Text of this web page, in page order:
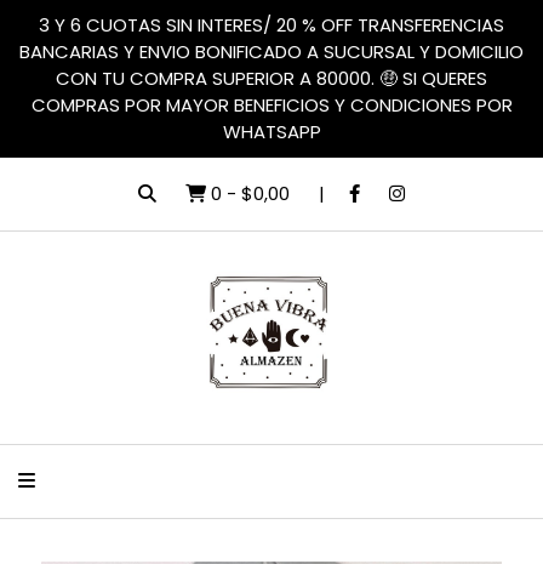
3 Y 6 CUOTAS SIN INTERES/ 20 % OFF TRANSFERENCIAS
BANCARIAS Y ENVIO BONIFICADO A SUCURSAL Y DOMICILIO
CON TU COMPRA SUPERIOR A 80000. 🤑 SI QUERES
COMPRAS POR MAYOR BENEFICIOS Y CONDICIONES POR
WHATSAPP
0 - $0,00